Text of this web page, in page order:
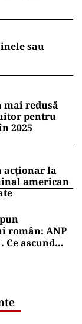
sau
mai redusă
pentru
2025
acționar la
american
român: ANP
Ce ascund